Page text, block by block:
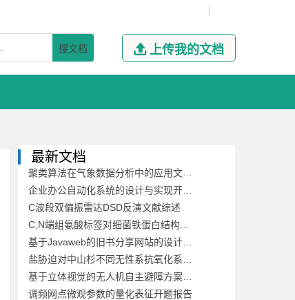
|
搜文档  上传我的文档
最新文档
C波段双偏振雷达DSD反演文献综述
调频网点微观参数的量化表征开题报告